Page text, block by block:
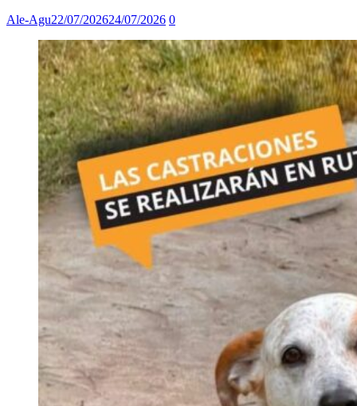
Ale-Agu22/07/202624/07/2026 0